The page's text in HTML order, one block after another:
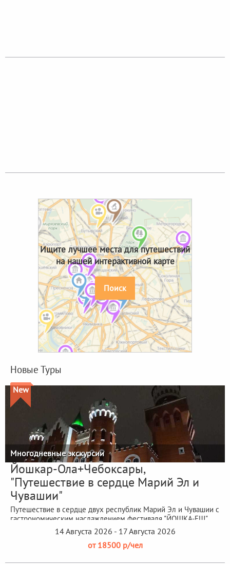
Ищите лучшее места для путешествий
на нашей интерактивной карте
Поиск
Новые Туры
New
Многодневные экскурсии
Йошкар-Ола+Чебоксары,
"Путешествие в сердце Марий Эл и
Чувашии"
Путешествие в сердце двух республик Марий Эл и Чувашии с
гастрономическим наслаждением фестиваля "ЙОШКА-ЕШ"
14 Августа 2026 - 17 Августа 2026
от 18500 р/чел